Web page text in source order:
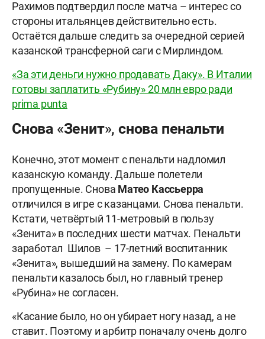
Рахимов подтвердил после матча – интерес со
стороны итальянцев действительно есть.
Остаётся дальше следить за очередной серией
казанской трансферной саги с Мирлиндом.
«За эти деньги нужно продавать Даку». В Италии
готовы заплатить «Рубину» 20 млн евро ради
prima punta
Снова «Зенит», снова пенальти
Конечно, этот момент с пенальти надломил
казанскую команду. Дальше полетели
пропущенные. Снова Матео Кассьерра
отличился в игре с казанцами. Снова пенальти.
Кстати, четвёртый 11-метровый в пользу
«Зенита» в последних шести матчах. Пенальти
заработал Шилов – 17-летний воспитанник
«Зенита», вышедший на замену. По камерам
пенальти казалось был, но главный тренер
«Рубина» не согласен.
«Касание было, но он убирает ногу назад, а не
ставит. Поэтому и арбитр поначалу очень долго